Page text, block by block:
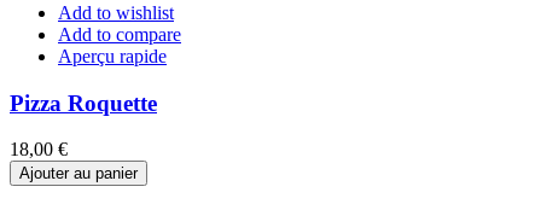
Add to wishlist
Add to compare
Aperçu rapide
Pizza Roquette
Prix
18,00 €
Ajouter au panier